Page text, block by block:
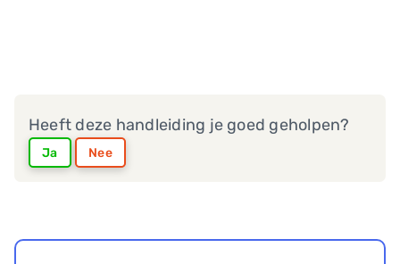
Heeft deze handleiding je goed geholpen?
Ja Nee